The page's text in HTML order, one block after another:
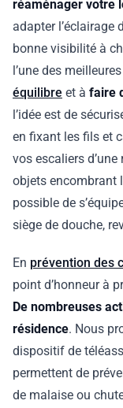
réaménager votre
adapter
bonne visibilité à
l’une des
équilibre et à faire
l’idée est de
en fixant les fils et
vos escaliers
objets encombrant
possible de
siège de douche,
En prévention des
point d’honneur à
De nombreuses
résidence. Nous
dispositif de
permettent de
de malaise ou